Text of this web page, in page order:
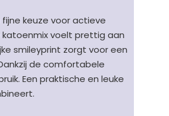
keuze voor actieve
voelt prettig aan
smileyprint zorgt voor een
de comfortabele
Een praktische en leuke